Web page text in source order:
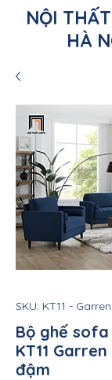
NỘI
HÀ
SKU: KT11 - Garren
Bộ ghế
KT11
đậm